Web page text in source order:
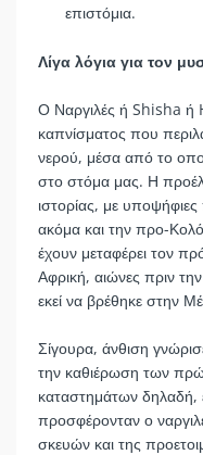
επιστόμια.
Λίγα λόγια για τον
Ο Ναργιλές ή Shisha ή
καπνίσματος που
νερού, μέσα από το
στο στόμα μας. Η
ιστορίας, με υποψήφιες
ακόμα και την προ-
έχουν μεταφέρει τον
Αφρική, αιώνες πριν
εκεί να βρέθηκε στην
Σίγουρα, άνθιση
την καθιέρωση των
καταστημάτων δηλαδή,
προσφέρονταν ο
σκευών και της